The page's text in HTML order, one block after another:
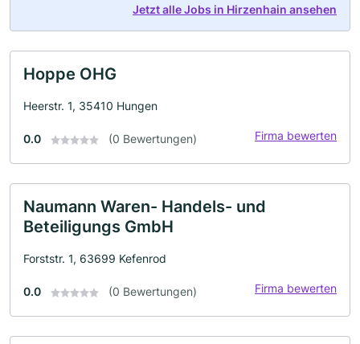
Jetzt alle Jobs in Hirzenhain ansehen
Hoppe OHG
Heerstr. 1, 35410 Hungen
0.0 (0 Bewertungen) Firma bewerten
Naumann Waren- Handels- und
Beteiligungs GmbH
Forststr. 1, 63699 Kefenrod
0.0 (0 Bewertungen) Firma bewerten